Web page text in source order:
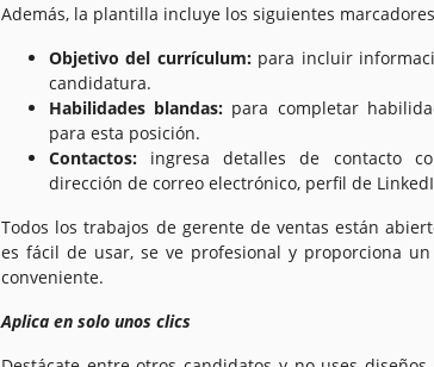
Además, la plantilla incluye los siguientes
Objetivo del currículum:para incluir
candidatura.
Habilidades blandas: para completar
para esta posición.
Contactos: ingresa detalles de contacto
dirección de correo electrónico, perfil de
Todos los trabajos de gerente de ventas están
es fácil de usar, se ve profesional y proporciona
conveniente.
Aplica en solo unos clics